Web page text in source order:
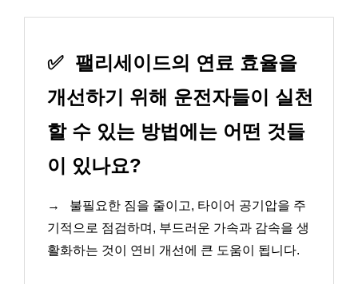
✅ 팰리세이드의 연료 효율을
개선하기 위해 운전자들이 실천
할 수 있는 방법에는 어떤 것들
이 있나요?
→
불필요한 짐을 줄이고, 타이어 공기압을 주
기적으로 점검하며, 부드러운 가속과 감속을 생
활화하는 것이 연비 개선에 큰 도움이 됩니다.